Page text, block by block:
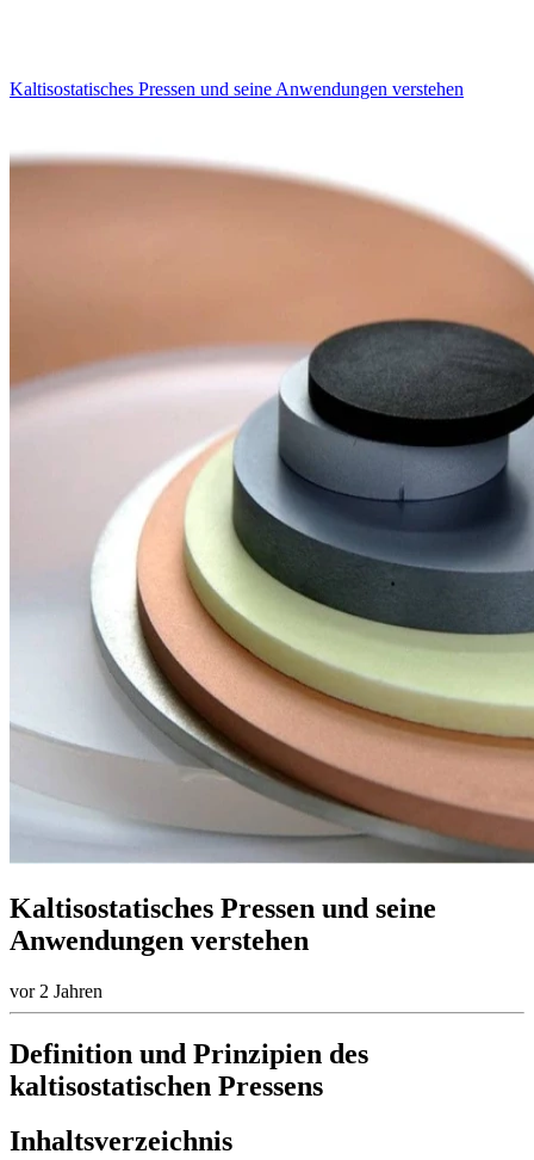
Kaltisostatisches Pressen und seine Anwendungen verstehen
Kaltisostatisches Pressen und seine
Anwendungen verstehen
vor 2 Jahren
Definition und Prinzipien des
kaltisostatischen Pressens
Inhaltsverzeichnis